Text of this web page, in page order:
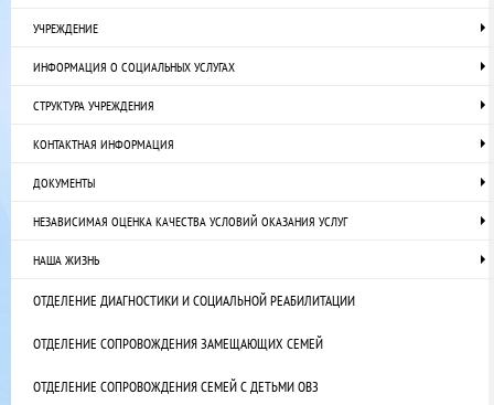
УЧРЕЖДЕНИЕ
ИНФОРМАЦИЯ О СОЦИАЛЬНЫХ УСЛУГАХ
СТРУКТУРА УЧРЕЖДЕНИЯ
КОНТАКТНАЯ ИНФОРМАЦИЯ
ДОКУМЕНТЫ
НЕЗАВИСИМАЯ ОЦЕНКА КАЧЕСТВА УСЛОВИЙ ОКАЗАНИЯ УСЛУГ
НАША ЖИЗНЬ
ОТДЕЛЕНИЕ ДИАГНОСТИКИ И СОЦИАЛЬНОЙ РЕАБИЛИТАЦИИ
ОТДЕЛЕНИЕ СОПРОВОЖДЕНИЯ ЗАМЕЩАЮЩИХ СЕМЕЙ
ОТДЕЛЕНИЕ СОПРОВОЖДЕНИЯ СЕМЕЙ С ДЕТЬМИ ОВЗ